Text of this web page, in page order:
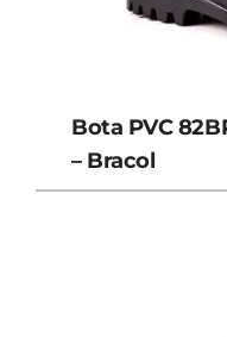
Bota PVC
– Bracol